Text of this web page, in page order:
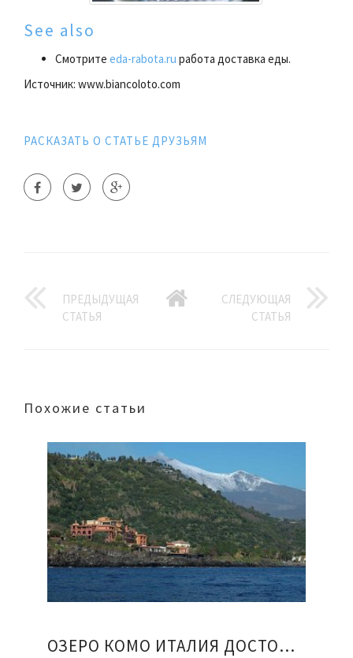
See also
Смотрите eda-rabota.ru работа доставка еды.
Источник: www.biancoloto.com
РАСКАЗАТЬ О СТАТЬЕ ДРУЗЬЯМ
ПРЕДЫДУЩАЯ
СТАТЬЯ
СЛЕДУЮЩАЯ
СТАТЬЯ
Похожие статьи
ОЗЕРО КОМО ИТАЛИЯ ДОСТОПРИМЕЧАТЕЛЬНОСТИ ОТЗЫВЫ